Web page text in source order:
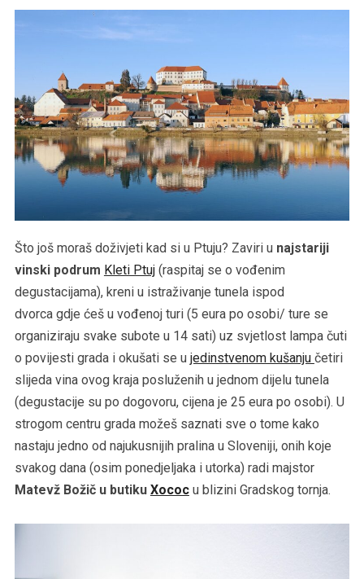
Što još moraš doživjeti kad si u Ptuju? Zaviri u najstariji
vinski podrum Kleti Ptuj(raspitaj se o vođenim
degustacijama), kreni u istraživanje tunela ispod
dvorca gdje ćeš u vođenoj turi (5 eura po osobi/ ture se
organiziraju svake subote u 14 sati) uz svjetlost lampa čuti
o povijesti grada i okušati se u jedinstvenom kušanju četiri
slijeda vina ovog kraja posluženih u jednom dijelu tunela
(degustacije su po dogovoru, cijena je 25 eura po osobi). U
strogom centru grada možeš saznati sve o tome kako
nastaju jedno od najukusnijih pralina u Sloveniji, onih koje
svakog dana (osim ponedjeljaka i utorka) radi majstor
Matevž Božič u butiku Xococu blizini Gradskog tornja.